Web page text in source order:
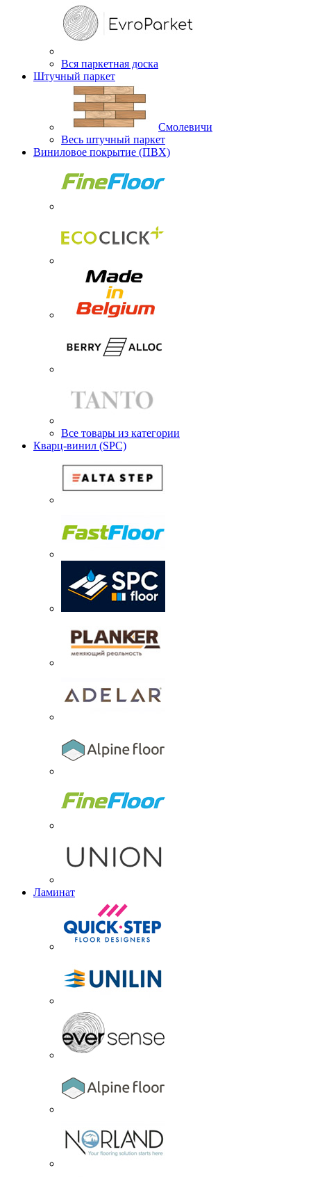
Вся паркетная доска
Штучный паркет
Смолевичи
Весь штучный паркет
Виниловое покрытие (ПВХ)
Все товары из категории
Кварц-винил (SPC)
Ламинат